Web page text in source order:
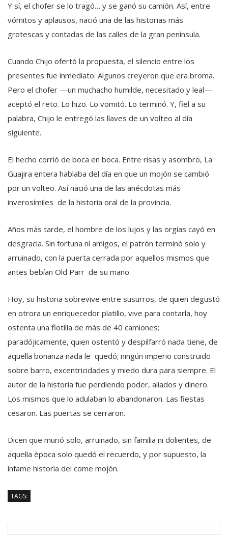
Y sí, el chofer se lo tragó… y se ganó su camión. Así, entre
vómitos y aplausos, nació una de las historias más
grotescas y contadas de las calles de la gran península.
Cuando Chijo ofertó la propuesta, el silencio entre los
presentes fue inmediato. Algunos creyeron que era broma.
Pero el chofer —un muchacho humilde, necesitado y leal—
aceptó el reto. Lo hizo. Lo vomitó. Lo terminó. Y, fiel a su
palabra, Chijo le entregó las llaves de un volteo al día
siguiente.
El hecho corrió de boca en boca. Entre risas y asombro, La
Guajira entera hablaba del día en que un mojón se cambió
por un volteo. Así nació una de las anécdotas más
inverosímiles de la historia oral de la provincia.
Años más tarde, el hombre de los lujos y las orgías cayó en
desgracia. Sin fortuna ni amigos, el patrón terminó solo y
arruinado, con la puerta cerrada por aquellos mismos que
antes bebían Old Parr de su mano.
Hoy, su historia sobrevive entre susurros, de quien degustó
en otrora un enriquecedor platillo, vive para contarla, hoy
ostenta una flotilla de más de 40 camiones;
paradójicamente, quien ostentó y despilfarró nada tiene, de
aquella bonanza nada le quedó; ningún imperio construido
sobre barro, excentricidades y miedo dura para siempre. El
autor de la historia fue perdiendo poder, aliados y dinero.
Los mismos que lo adulaban lo abandonaron. Las fiestas
cesaron. Las puertas se cerraron.
Dicen que murió solo, arruinado, sin familia ni dolientes, de
aquella època solo quedó el recuerdo, y por supuesto, la
infame historia del come mojón.
TAGS: